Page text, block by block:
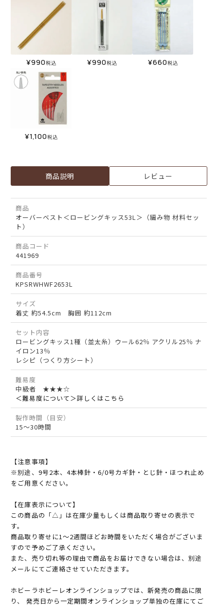
¥990税込 ¥990税込 ¥660税込
¥1,100税込
商品説明 レビュー
商品
オーバーベスト＜ロービングキッス53L＞（編み物 材料セッ
ト）
商品コード
441969
商品番号
KPSRWHWF2653L
サイズ
着丈 約54.5cm 胸囲 約112cm
セット内容
ロービングキッス1種（並太糸）ウール62％ アクリル25％ ナ
イロン13％
レシピ（つくり方シート）
難易度
中級者 ★★★☆
＜難易度について＞詳しくはこちら
製作時間（目安）
15～30時間
【注意事項】
※別途、9号2本、4本棒針・6/0号カギ針・とじ針・ほつれ止め
をご用意ください。
【在庫表示について】
この商品の「△」は在庫少量もしくは商品取り寄せの表示で
す。
商品取り寄せに1～2週間ほどお時間をいただく場合がございま
すので予めご了承ください。
また、売り切れ等の理由で商品をお届けできない場合は、別途
メールにてご連絡させていただきます。
ホビーラホビーレオンラインショップでは、新発売の商品に限
り、 発売日から一定期間オンラインショップ単独の在庫にてご